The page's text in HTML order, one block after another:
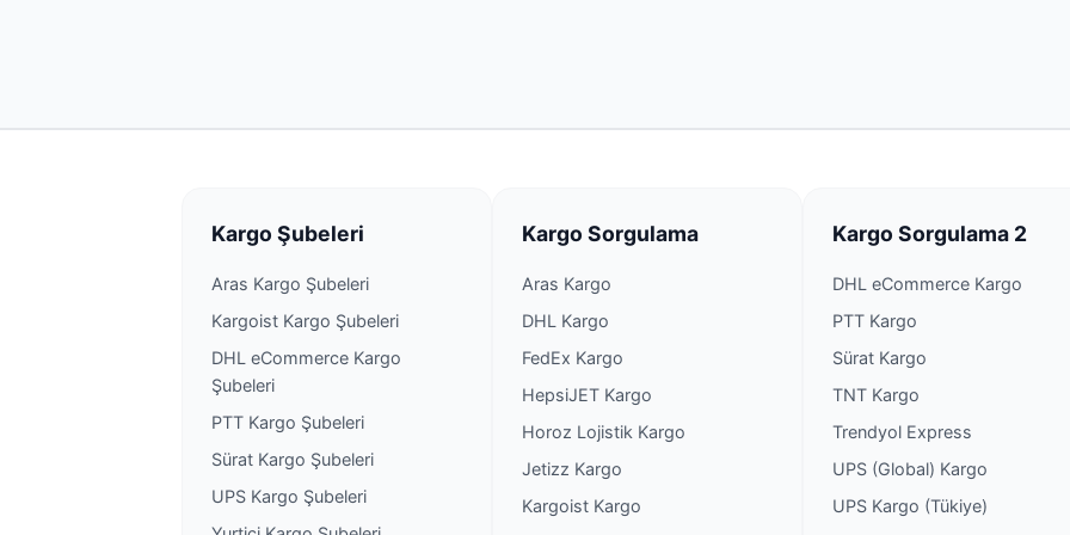
DHL eCommerce Kargo
DHL eCommerce Kargo
DHL eCommerce Kargo
Kargo Şubeleri
Aras Kargo Şubeleri
Kargoist Kargo Şubeleri
DHL eCommerce Kargo
Şubeleri
PTT Kargo Şubeleri
Sürat Kargo Şubeleri
UPS Kargo Şubeleri
Kargo Sorgulama
Aras Kargo
DHL Kargo
FedEx Kargo
HepsiJET Kargo
Horoz Lojistik Kargo
Jetizz Kargo
Kargoist Kargo
Kargo Sorgulama 2
DHL eCommerce Kargo
PTT Kargo
Sürat Kargo
TNT Kargo
Trendyol Express
UPS (Global) Kargo
UPS Kargo (Tükiye)